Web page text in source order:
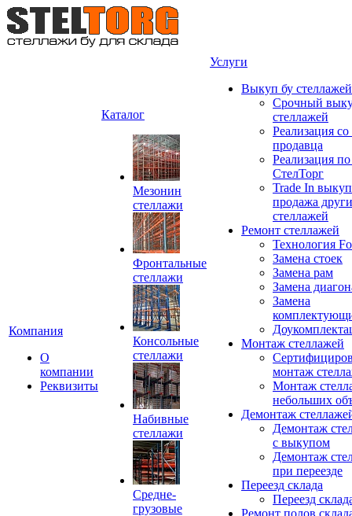
Компания
О
компании
Реквизиты
Каталог
Мезонин
стеллажи
Фронтальные
стеллажи
Консольные
стеллажи
Набивные
стеллажи
Средне-
грузовые
Услуги
Выкуп бу стеллажей
Срочный
стеллажей
Реализация со
продавца
Реализация
СтелТорг
Trade In
продажа
стеллажей
Ремонт стеллажей
Технология
Замена стоек
Замена рам
Замена
Замена
Монтаж стеллажей
монтаж
Монтаж
небольших
Демонтаж
Демонтаж
с выкупом
Демонтаж
при переезде
Переезд склада
Переезд
Ремонт полов